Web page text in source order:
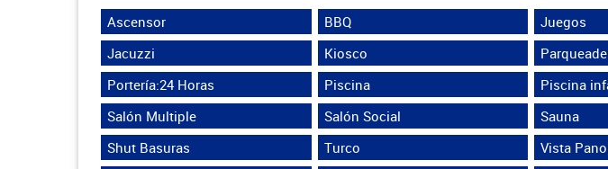
Ascensor BBQ
Juegos
Jacuzzi
Kiosco
Portería:24 Horas
Piscina
Piscina
Salón Multiple
Salón Social
Sauna
Shut Basuras
Turco
Vista